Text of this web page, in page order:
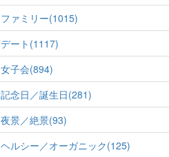
ファミリー(1015)
デート(1117)
女子会(894)
記念日／誕生日(281)
夜景／絶景(93)
ヘルシー／オーガニック(125)